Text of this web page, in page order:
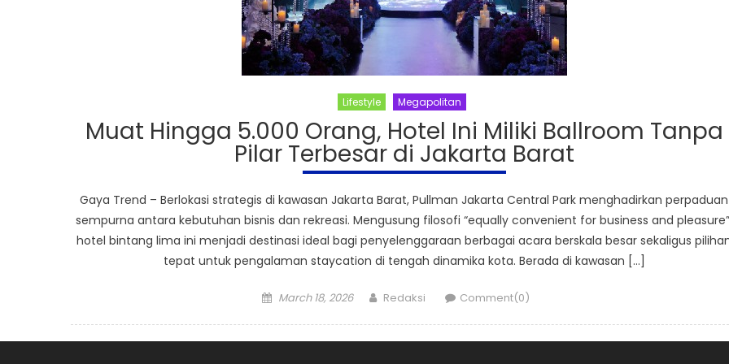
Lifestyle Megapolitan
Muat Hingga 5.000 Orang, Hotel Ini Miliki Ballroom Tanpa
Pilar Terbesar di Jakarta Barat
Gaya Trend – Berlokasi strategis di kawasan Jakarta Barat, Pullman Jakarta Central Park menghadirkan perpaduan
sempurna antara kebutuhan bisnis dan rekreasi. Mengusung filosofi “equally convenient for business and
hotel bintang lima ini menjadi destinasi ideal bagi penyelenggaraan berbagai acara berskala besar sekaligus
tepat untuk pengalaman staycation di tengah dinamika kota. Berada di kawasan […]
Posted
March 18, 2026 Author
Redaksi Comment(0)